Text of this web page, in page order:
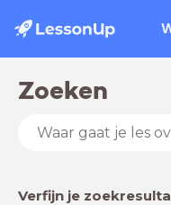
Zoeken
Verfijn je